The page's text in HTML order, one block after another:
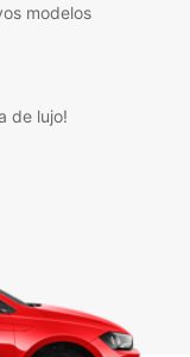
modelos
de lujo!